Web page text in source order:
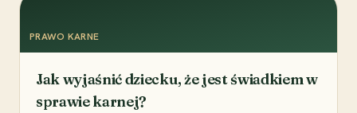
PRAWO KARNE
Jak wyjaśnić dziecku, że jest świadkiem w
sprawie karnej?